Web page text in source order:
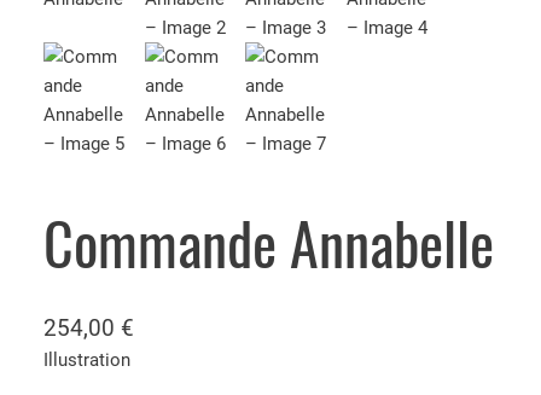
Commande Annabelle
254,00 €
Illustration